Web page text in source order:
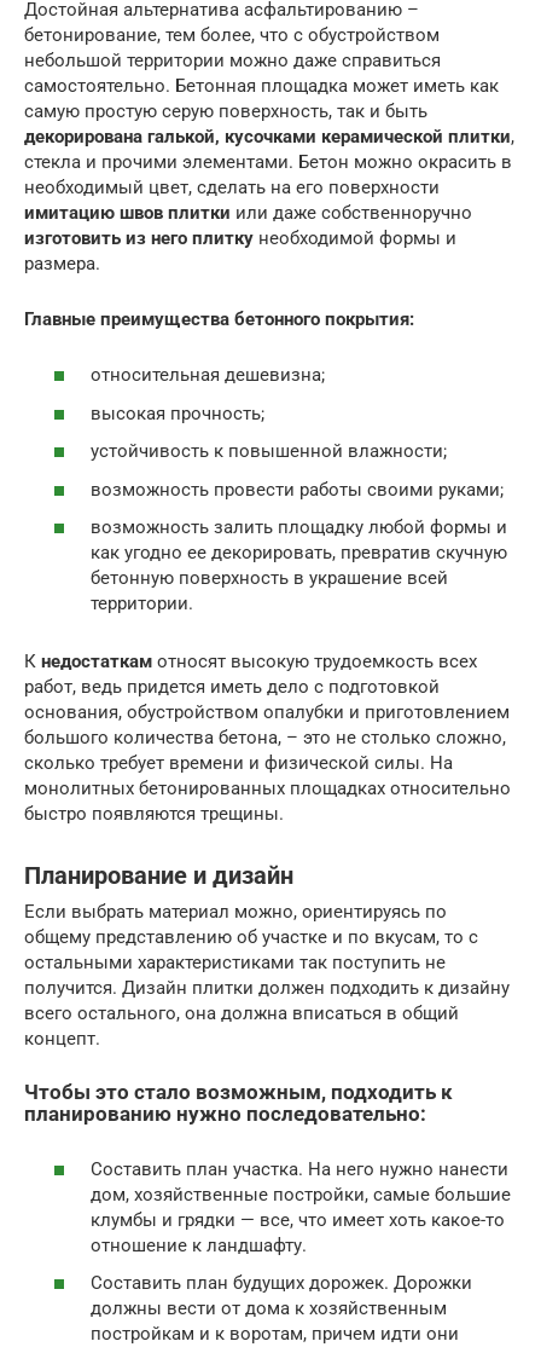
Достойная альтернатива асфальтированию –
бетонирование, тем более, что с обустройством
небольшой территории можно даже справиться
самостоятельно. Бетонная площадка может иметь как
самую простую серую поверхность, так и быть
декорирована галькой, кусочками керамической плитки,
стекла и прочими элементами. Бетон можно окрасить в
необходимый цвет, сделать на его поверхности
имитацию швов плитки или даже собственноручно
изготовить из него плитку необходимой формы и
размера.
Главные преимущества бетонного покрытия:
относительная дешевизна;
высокая прочность;
устойчивость к повышенной влажности;
возможность провести работы своими руками;
возможность залить площадку любой формы и
как угодно ее декорировать, превратив скучную
бетонную поверхность в украшение всей
территории.
К недостаткам относят высокую трудоемкость всех
работ, ведь придется иметь дело с подготовкой
основания, обустройством опалубки и приготовлением
большого количества бетона, – это не столько сложно,
сколько требует времени и физической силы. На
монолитных бетонированных площадках относительно
быстро появляются трещины.
Планирование и дизайн
Если выбрать материал можно, ориентируясь по
общему представлению об участке и по вкусам, то с
остальными характеристиками так поступить не
получится. Дизайн плитки должен подходить к дизайну
всего остального, она должна вписаться в общий
концепт.
Чтобы это стало возможным, подходить к
планированию нужно последовательно:
Составить план участка. На него нужно нанести
дом, хозяйственные постройки, самые большие
клумбы и грядки — все, что имеет хоть какое-то
отношение к ландшафту.
Составить план будущих дорожек. Дорожки
должны вести от дома к хозяйственным
постройкам и к воротам, причем идти они